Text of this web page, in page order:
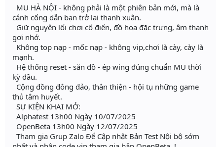
MU HÀ NỘI - không phải là một phiên bản mới, mà là
cánh cổng dẫn bạn trở lại thanh xuân.
Giữ nguyên lối chơi cổ điển, đồ họa đặc trưng, âm thanh
gợi nhớ.
Không top nạp - mốc nạp - không vip,chơi là cày, cày là
mạnh.
Hệ thống reset - săn đồ - ép wing đúng chuẩn MU thời
kỳ đầu.
Cộng đồng đông đảo, thân thiện - hội tụ những game
thủ tâm huyết.
SỰ KIỆN KHAI MỞ:
Alphatest 13h00 Ngày 10/07/2025
OpenBeta 13h00 Ngày 12/07/2025
Tham gia Grup Zalo Để Cập nhật Bản Test Nội bộ sớm